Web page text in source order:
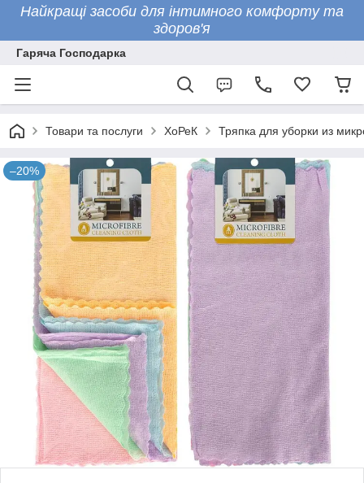
Найкращі засоби для інтимного комфорту та
здоров'я
Гаряча Господарка
Товари та послуги ХоРеК Тряпка для уборки из
–20%